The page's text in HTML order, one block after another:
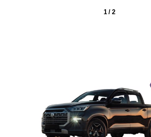
1 / 2